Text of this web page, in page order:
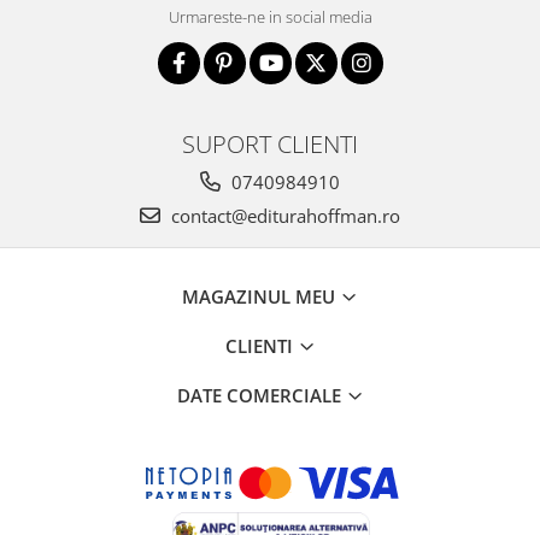
Urmareste-ne in social media
SUPORT CLIENTI
0740984910
contact@editurahoffman.ro
MAGAZINUL MEU
CLIENTI
DATE COMERCIALE